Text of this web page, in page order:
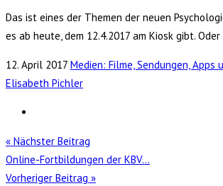
Das ist eines der Themen der neuen
es ab heute, dem 12.4.2017 am Kiosk gibt. Oder
12. April 2017 Medien: Filme, Sendungen, Apps
Elisabeth Pichler
« Nächster Beitrag
Online-Fortbildungen der KBV…
Vorheriger Beitrag »